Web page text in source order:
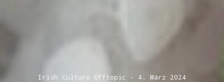
Irish Culture Offtopic 4. März 2024